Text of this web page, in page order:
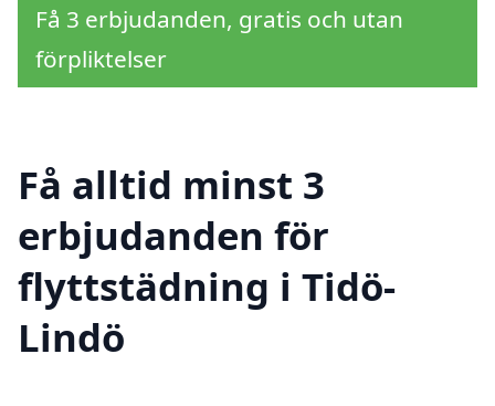
Få 3 erbjudanden, gratis och utan
förpliktelser
Få alltid minst 3
erbjudanden för
flyttstädning i Tidö-
Lindö